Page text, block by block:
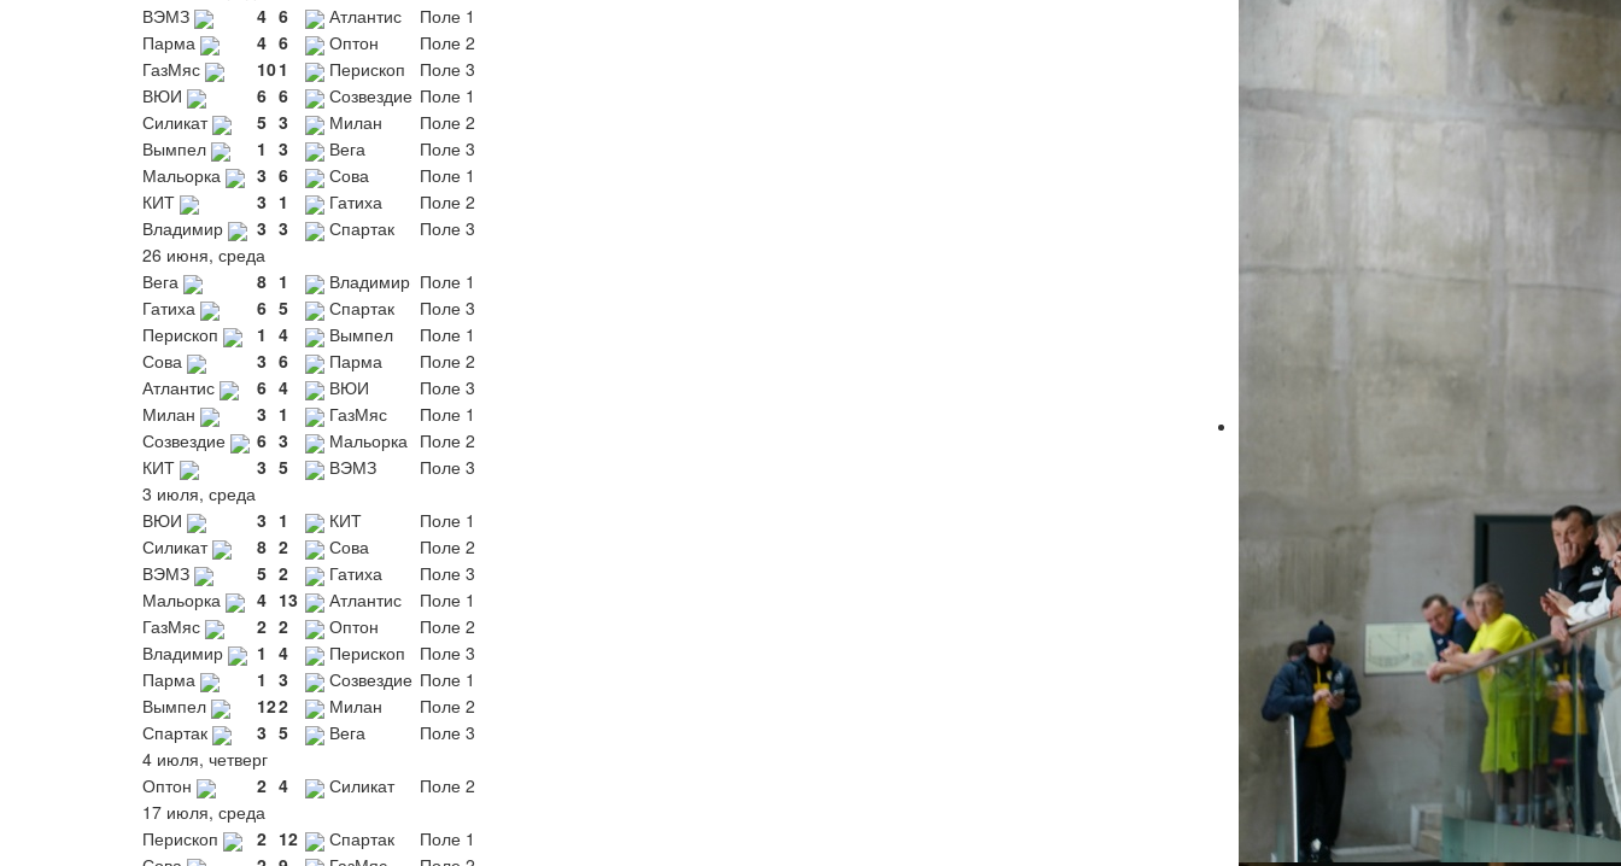
ВЭМЗ
4 6 Атлантис
Поле 1
Парма
4 6 Оптон
Поле 2
ГазМяс
101 Перископ
Поле 3
ВЮИ
6 6 Созвездие Поле 1
Силикат
5 3 Милан
Поле 2
Вымпел
1 3 Вега
Поле 3
Мальорка
3 6 Сова
Поле 1
КИТ
3 1 Гатиха
Поле 2
Владимир
3 3 Спартак
Поле 3
26 июня, среда
Вега
8 1 Владимир Поле 1
Гатиха
6 5 Спартак
Поле 3
Перископ
1 4 Вымпел
Поле 1
Сова
3 6 Парма
Поле 2
Атлантис
6 4 ВЮИ
Поле 3
Милан
3 1 ГазМяс
Поле 1
Созвездие
6 3 Мальорка Поле 2
КИТ
3 5 ВЭМЗ
Поле 3
3 июля, среда
ВЮИ
3 1 КИТ
Поле 1
Силикат
8 2 Сова
Поле 2
ВЭМЗ
5 2 Гатиха
Поле 3
Мальорка
4 13 Атлантис
Поле 1
ГазМяс
2 2 Оптон
Поле 2
Владимир
1 4 Перископ
Поле 3
Парма
1 3 Созвездие Поле 1
Вымпел
122 Милан
Поле 2
Спартак
3 5 Вега
Поле 3
4 июля, четверг
Оптон
2 4 Силикат
Поле 2
17 июля, среда
Перископ
2 12 Спартак
Поле 1